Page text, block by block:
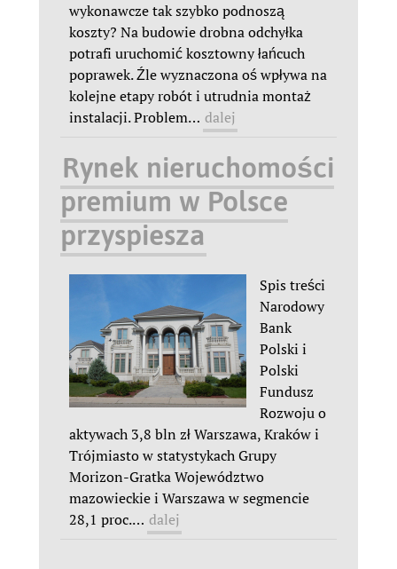
wykonawcze tak szybko podnoszą
koszty? Na budowie drobna odchyłka
potrafi uruchomić kosztowny łańcuch
poprawek. Źle wyznaczona oś wpływa na
kolejne etapy robót i utrudnia montaż
instalacji. Problem… dalej
Rynek nieruchomości
premium w Polsce
przyspiesza
Spis treści
Narodowy
Bank
Polski i
Polski
Fundusz
Rozwoju o
aktywach 3,8 bln zł Warszawa, Kraków i
Trójmiasto w statystykach Grupy
Morizon-Gratka Województwo
mazowieckie i Warszawa w segmencie
28,1 proc.… dalej